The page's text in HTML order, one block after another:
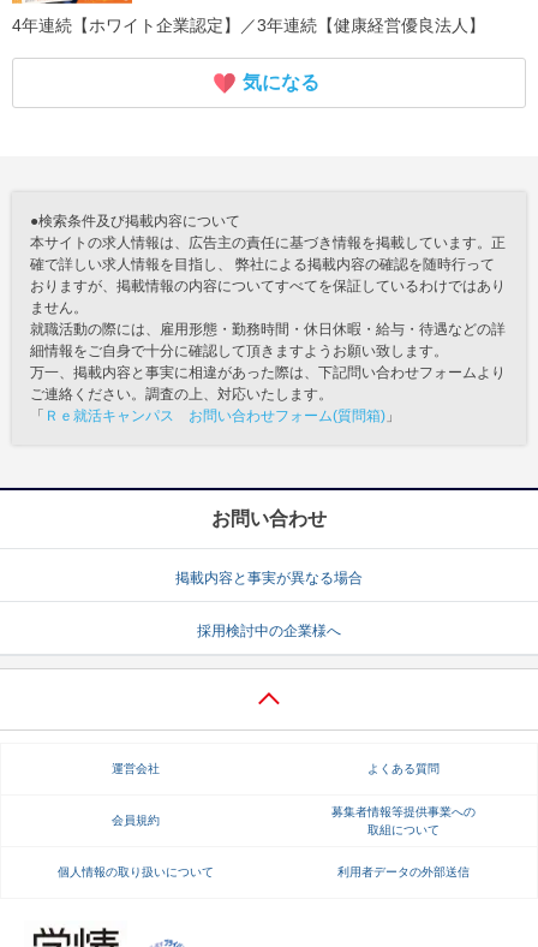
4年連続【ホワイト企業認定】／3年連続【健康経営優良法人】
気になる
●検索条件及び掲載内容について
本サイトの求人情報は、広告主の責任に基づき情報を掲載しています。正
確で詳しい求人情報を目指し、 弊社による掲載内容の確認を随時行って
おりますが、掲載情報の内容についてすべてを保証しているわけではあり
ません。
就職活動の際には、雇用形態・勤務時間・休日休暇・給与・待遇などの詳
細情報をご自身で十分に確認して頂きますようお願い致します。
万一、掲載内容と事実に相違があった際は、下記問い合わせフォームより
ご連絡ください。調査の上、対応いたします。
「 Ｒｅ就活キャンパス お問い合わせフォーム(質問箱) 」
お問い合わせ
掲載内容と事実が異なる場合
採用検討中の企業様へ
運営会社 よくある質問
会員規約
募集者情報等提供事業への
取組について
個人情報の取り扱いについて 利用者データの外部送信